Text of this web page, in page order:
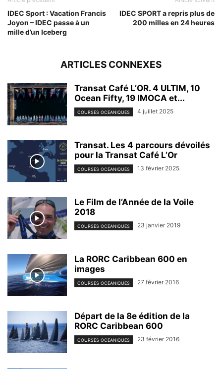
IDEC Sport : Vacation Francis
Joyon – IDEC passe à un
mille d’un Iceberg
IDEC SPORT a repris plus de
200 milles en 24 heures
ARTICLES CONNEXES
Transat Café L’OR. 4 ULTIM, 10
Ocean Fifty, 19 IMOCA et...
COURSES OCEANIQUES 4 juillet 2025
Transat. Les 4 parcours dévoilés
pour la Transat Café L’Or
COURSES OCEANIQUES 13 février 2025
Le Film de l’Année de la Voile
2018
COURSES OCEANIQUES 23 janvier 2019
La RORC Caribbean 600 en
images
COURSES OCEANIQUES 27 février 2016
Départ de la 8e édition de la
RORC Caribbean 600
COURSES OCEANIQUES 23 février 2016